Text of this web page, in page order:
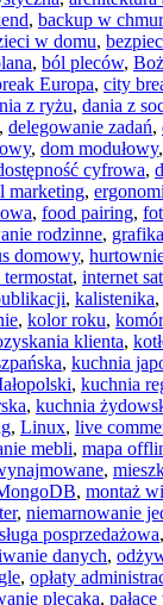
, backup w
w domu,
, ból pleców,
Europa, city
z ryżu, dania z
, delegowanie zadań,
, dom modułowy,
cyfrowa,
marketing,
, food pairing,
rodzinne,
domowy,
, internet
, kalistenika,
, kolor roku,
klienta,
, kuchnia
, kuchnia
, kuchnia
, Linux, live
mebli, mapa
,
, montaż
, niemarnowanie
posprzedażowa,
danych,
, opłaty
plecaka,